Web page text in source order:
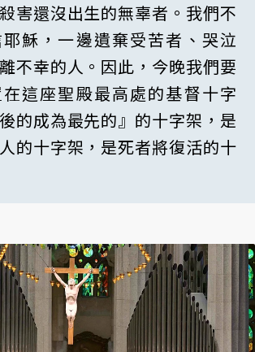
害還沒出生的無辜者。我們不
穌，一邊遺棄受苦者、哭泣
不幸的人。因此，今晚我們要
這座聖殿最高處的基督十字
的成為最先的』的十字架，是
的十字架，是死者將復活的十